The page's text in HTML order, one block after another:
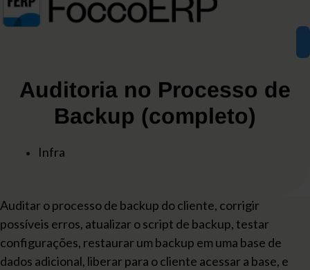
Auditoria no Processo de
Backup (completo)
Infra
Auditar o processo de backup do cliente, corrigir
possíveis erros, atualizar o script de backup, testar
configurações, restaurar um backup em uma base de
dados adicional, liberar para o cliente acessar a base, e